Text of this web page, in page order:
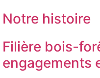
Notre histoire
Filière bois-
engagements